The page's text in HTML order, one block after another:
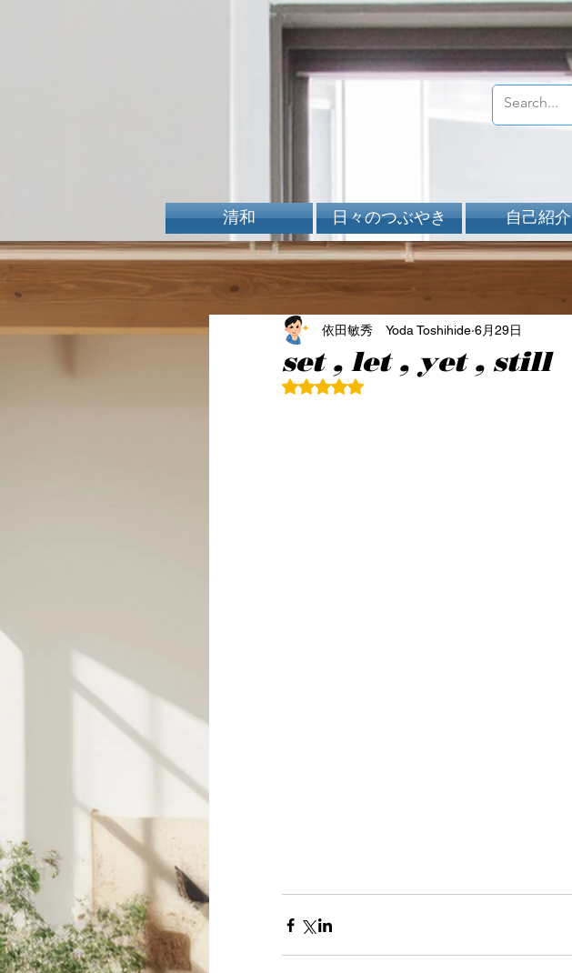
清和 日々のつぶやき 自己紹介
set , let , yet , still
依田敏秀 Yoda Toshihide 6月29日
5つ星のうちNaNと評価されています。